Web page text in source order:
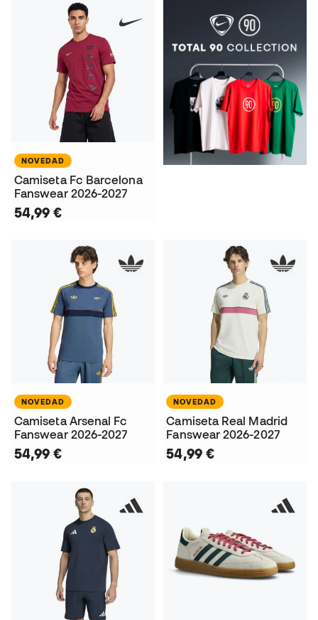
NOVEDAD
Camiseta Fc Barcelona
Fanswear 2026-2027
54,99 €
NOVEDAD
Camiseta Arsenal Fc
Fanswear 2026-2027
54,99 €
NOVEDAD
Camiseta Real Madrid
Fanswear 2026-2027
54,99 €